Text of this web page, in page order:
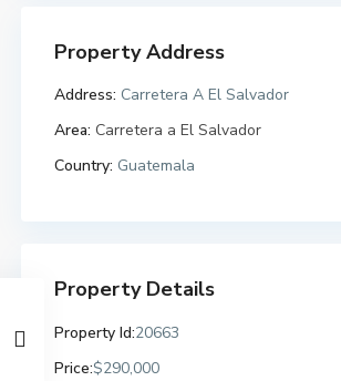
Property Address
Address: Carretera A El Salvador
Area: Carretera a El Salvador
Country: Guatemala
Property Details
Property Id:20663
Price:$290,000